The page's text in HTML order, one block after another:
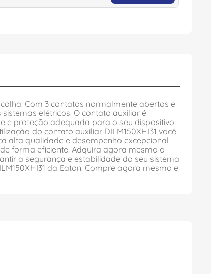
Com 3 contatos normalmente abertos e
elétricos. O contato auxiliar é
e proteção adequada para o seu dispositivo.
do contato auxiliar DILM150XHI31 você
alta qualidade e desempenho excepcional
forma eficiente. Adquira agora mesmo o
a segurança e estabilidade do seu sistema
da Eaton. Compre agora mesmo e